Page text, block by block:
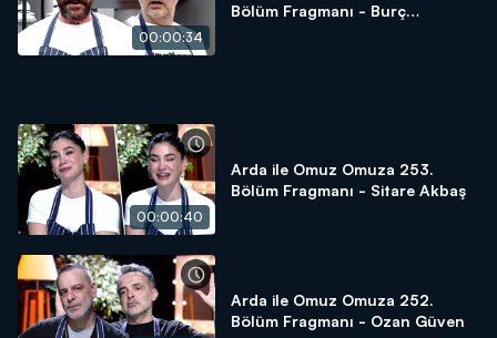
00:00:34
Bölüm Fragmanı - Burç
00:00:40
Arda ile Omuz Omuza 253.
Bölüm Fragmanı - Sitare Akbaş
Arda ile Omuz Omuza 252.
Bölüm Fragmanı - Ozan Güven